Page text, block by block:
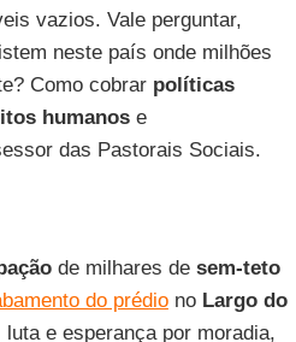
vazios. Vale perguntar,
neste país onde milhões
Como cobrarpolíticas
humanose
das Pastorais Sociais.
de milhares de sem-teto
do prédiono Largo do
luta e esperança por moradia,